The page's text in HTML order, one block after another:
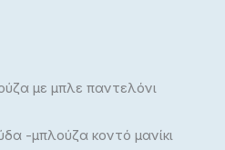
Plus Size
– Πυτζάμαμες –
με μπλε παντελόνι
-μπλούζα κοντό μανίκι